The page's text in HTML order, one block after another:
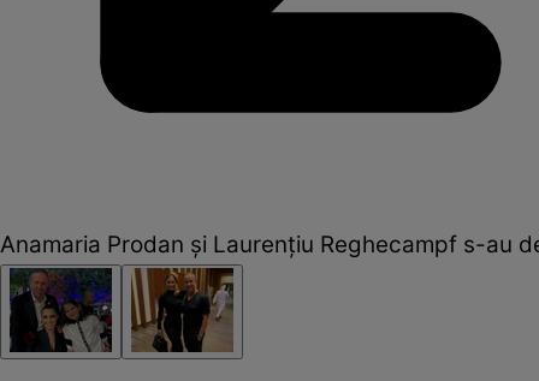
Anamaria Prodan și Laurențiu Reghecampf s-au